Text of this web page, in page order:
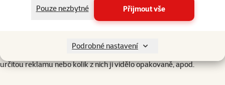
Pouze nezbytné
Přijmout vše
Podrobné nastavení
Cookies třetích stran vytvářejí organizace, které nám poskytují
nejrůznější služby. My kupříkladu využíváme služby externích
díky nimž se dozvídáme, co je a co není oblíbené, kolik lidí vidělo
určitou reklamu nebo kolik z nich ji vidělo opakovaně, apod.